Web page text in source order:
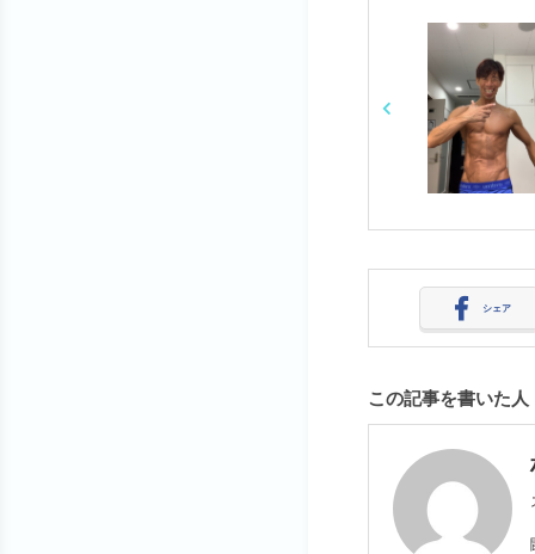
o
k
シェア
この記事を書いた人